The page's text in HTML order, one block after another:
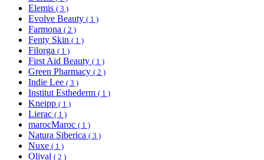
Elemis ( 3 )
Evolve Beauty ( 1 )
Farmona ( 2 )
Fenty Skin ( 1 )
Filorga ( 1 )
First Aid Beauty ( 1 )
Green Pharmacy ( 2 )
Indie Lee ( 3 )
Institut Esthederm ( 1 )
Kneipp ( 1 )
Lierac ( 1 )
marocMaroc ( 1 )
Natura Siberica ( 3 )
Nuxe ( 1 )
Olival ( 2 )